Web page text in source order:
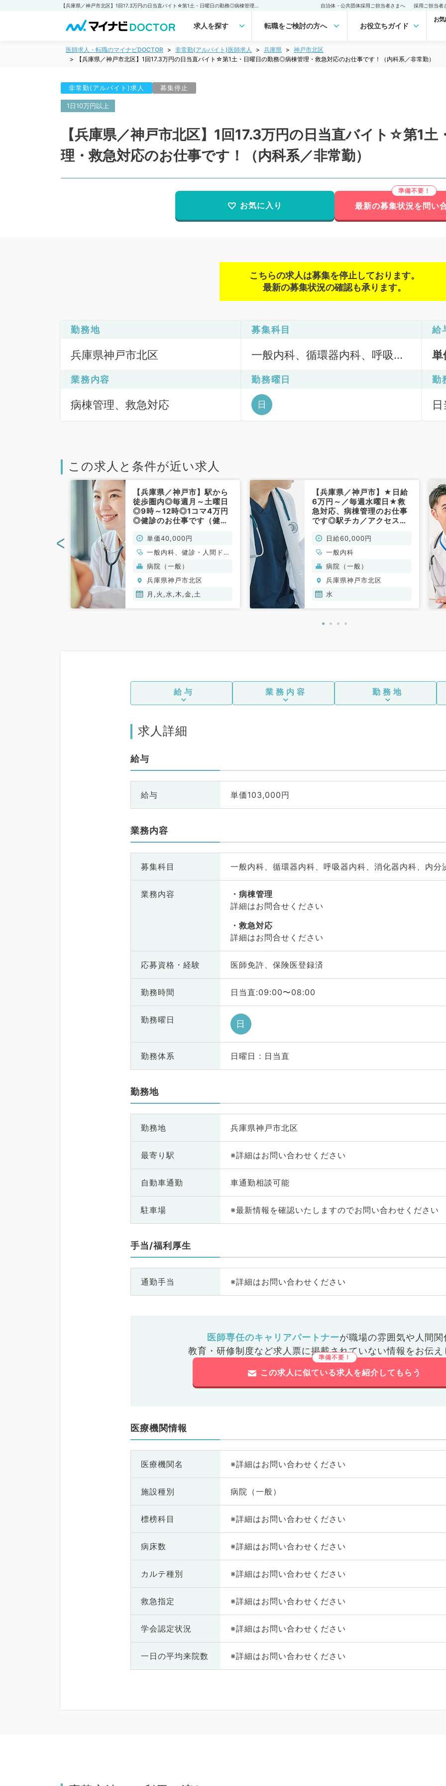
自治体・公共団体採用ご担当者さまへ 採用ご担当者
求人を探す 転職をご検討の方へ お役立ちガイド
お
医師求人・転職のマイナビDOCTOR 非常勤(アルバイト)医師求人 兵庫県
神戸市北区
【兵庫県／神戸市北区】1回17.3万円の日当直バイト☆第1土・日曜日の勤務◎病棟管理・救急対応のお仕事です！（内科系／非常勤）
非常勤(アルバイト)求人 募集停止
1日10万円以上
【兵庫県／神戸市北区】1回17.3万円の日当直バイト☆第1
理・救急対応のお仕事です！（内科系／非常勤）
お気に入り 最新の募集状況を問い
こちらの求人は募集を停止しております。
最新の募集状況の確認も承ります。
勤務地
兵庫県神戸市北区
募集科目
一般内科、循環器内科、呼吸器
謝内科
給
業務内容
病棟管理、救急対応
勤務曜日
日
勤
この求人と条件が近い求人
【兵庫県／神戸市】駅から
徒歩圏内◎毎週月～土曜日
◎9時～12時◎1コマ4万円
◎健診のお仕事です（健診
単価40,000円
一般内科、健診・人間ドッ
ク
病院（一般）
兵庫県神戸市北区
月,火,水,木,金,土
【兵庫県／神戸市】★日給
6万円～／毎週水曜日★救
急対応、病棟管理のお仕事
です◎駅チカ／アクセス便
日給60,000円
一般内科
病院（一般）
兵庫県神戸市北区
水
<
給与 業務内容 勤務地
求人詳細
給与
給与 単価103,000円
業務内容
募集科目 一般内科、循環器内科、呼吸器内科、消化器内科、内分
業務内容
病棟管理
詳細はお問合せください
救急対応
詳細はお問合せください
応募資格・ 経験 医師免許、保険医登録済
勤務時間 日当直:09:00〜08:00
勤務曜日 日
勤務体系 日曜日 : 日当直
勤務地
勤務地 兵庫県神戸市北区
最寄り駅 ※詳細はお問い合わせください
自動車通勤 車通勤相談可能
駐車場 ※最新情報を確認いたしますのでお問い合わせください
手当/福利厚生
通勤手当 ※詳細はお問い合わせください
医師専任のキャリアパートナーが職場の雰囲気や人間関
教育・研修制度など求人票に掲載されていない情報をお伝え
この求人に似ている求人を紹介してもらう
医療機関情報
医療機関名 ※詳細はお問い合わせください
施設種別 病院（一般）
標榜科目 ※詳細はお問い合わせください
病床数 ※詳細はお問い合わせください
カルテ種別 ※詳細はお問い合わせください
救急指定 ※詳細はお問い合わせください
学会認定状況 ※詳細はお問い合わせください
一日の平均来院数 ※詳細はお問い合わせください